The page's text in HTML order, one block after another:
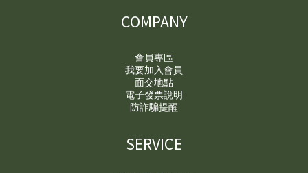
COMPANY
會員專區
我要加入會員
面交地點
電子發票說明
防詐騙提醒
SERVICE